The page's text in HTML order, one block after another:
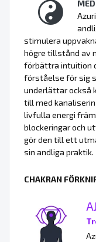
stimulera
högre tillstånd av
förbättra intuition
förståelse för sig
underlättar också
till med
livfulla energi
blockeringar och
gör den till ett
sin andliga praktik.
CHAKRAN